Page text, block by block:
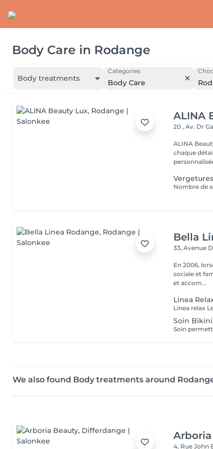
Body Care in Rodange
Body treatments
Categories
Body Care
ALINA
20 , Av. Dr
ALINA
chaque
Vergetures
Bella
33, Avenue
En 2006,
sociale et
et accom...
Linea
Soin Bikini
We also found Body treatments around
4, Rue John